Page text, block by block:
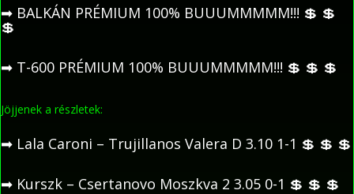
➡ BALKÁN PRÉMIUM 100% BUUUMMMMM!!! 💲 💲
💲
➡ T-600 PRÉMIUM 100% BUUUMMMMM!!! 💲 💲 💲
Jöjjenek a részletek:
➡ Lala Caroni – Trujillanos Valera D 3.10 1-1 💲 💲 💲
➡ Kurszk – Csertanovo Moszkva 2 3.05 0-1 💲 💲 💲